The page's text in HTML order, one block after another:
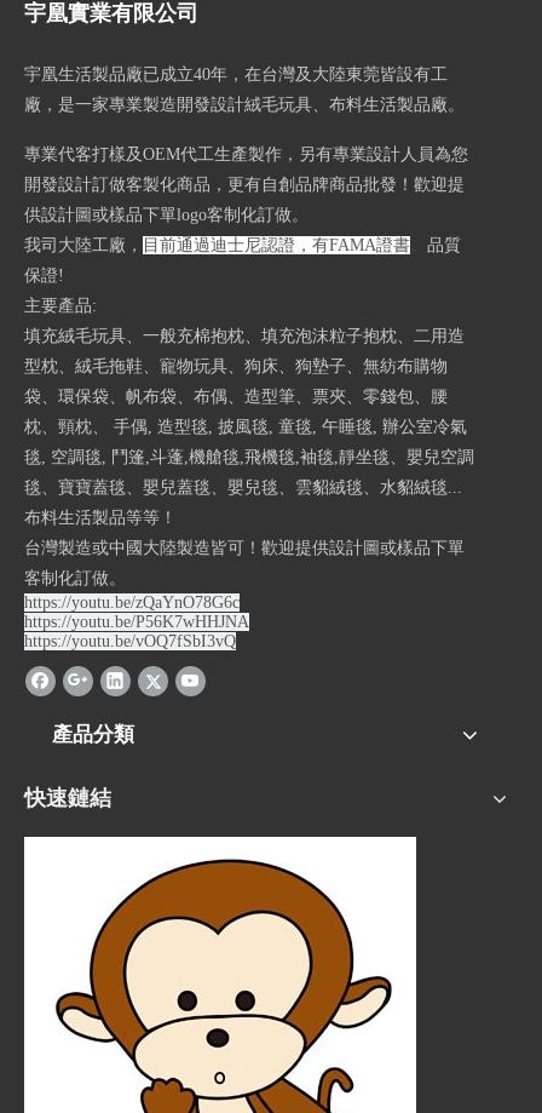
宇凰實業有限公司
宇凰生活製品廠已成立40年，在台灣及大陸東莞皆設有工
廠，是一家專業製造開發設計絨毛玩具、布料生活製品廠。
專業代客打樣及OEM代工生產製作，另有專業設計人員為您
開發設計訂做客製化商品，更有自創品牌商品批發！歡迎提
供設計圖或樣品下單logo客制化訂做。
我司大陸工廠， 目前通過迪士尼認證，有FAMA證書
品質
保證!
主要產品:
填充絨毛玩具、一般充棉抱枕、填充泡沫粒子抱枕、二用造
型枕、絨毛拖鞋、寵物玩具、狗床、狗墊子、無紡布購物
袋、環保袋、帆布袋、布偶、造型筆、票夾、零錢包、腰
枕、頸枕、 手偶, 造型毯, 披風毯, 童毯, 午睡毯, 辦公室冷氣
毯, 空調毯, 鬥篷,斗蓬,機艙毯,飛機毯,袖毯,靜坐毯、嬰兒空調
毯、寶寶蓋毯、嬰兒蓋毯、嬰兒毯、雲貂絨毯、水貂絨毯...
布料生活製品等等！
台灣製造或中國大陸製造皆可！歡迎提供設計圖或樣品下單
客制化訂做。
https://youtu.be/zQaYnO78G6c
https://youtu.be/P56K7wHHJNA
https://youtu.be/vOQ7fSbI3vQ
產品分類
快速鏈結